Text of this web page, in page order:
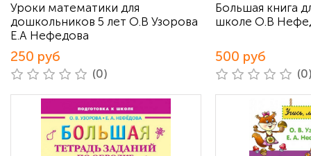
Уроки математики для
дошкольников 5 лет О.В Узорова
Е.А Нефедова
250 руб
(0)
Большая книга
школе О.В
500 руб